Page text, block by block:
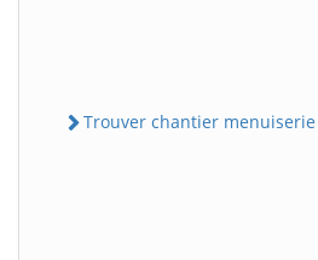
Trouver chantier menuiserie